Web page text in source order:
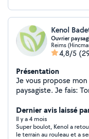
Kenol
Ouvrier
Reims
4,8/5
Présentation
Je vous propose
paysagiste. Je fais: Tonte Débroussaillage Élagage Taille
Dernier avis laissé
Il y a 4 mois
Super boulot, Kenol a
le terrain au rouleau et a